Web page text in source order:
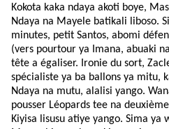
Kokota kaka ndaya akoti boye,
Ndaya na Mayele batikali liboso.
minutes, petit Santos, abomi
(vers pourtour ya Imana, abuaki
tête a égaliser. Ironie du sort,
spécialiste ya ba ballons ya mitu,
Ndaya na mutu, alalisi yango.
pousser Léopards tee na
Kiyisa lisusu atiye yango. Sima ya